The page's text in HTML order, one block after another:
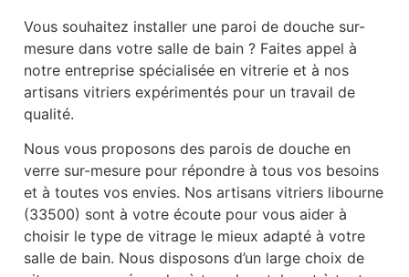
Vous souhaitez installer une paroi de douche sur-
mesure dans votre salle de bain ? Faites appel à
notre entreprise spécialisée en vitrerie et à nos
artisans vitriers expérimentés pour un travail de
qualité.
Nous vous proposons des parois de douche en
verre sur-mesure pour répondre à tous vos besoins
et à toutes vos envies. Nos artisans vitriers libourne
(33500) sont à votre écoute pour vous aider à
choisir le type de vitrage le mieux adapté à votre
salle de bain. Nous disposons d’un large choix de